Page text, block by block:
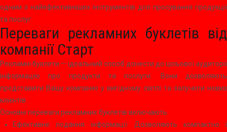
одним з найефективніших інструментів для просування продукції
та послуг.
Переваги рекламних буклетів від
компанії Старт
Рекламні буклети — ідеальний спосіб донести до цільової аудиторії
інформацію про продукти та послуги. Вони дозволяють
представити Вашу компанію у вигідному світлі та залучити нових
клієнтів.
Основні переваги рекламних буклетів включають:
Ефективне подання інформації: Дозволяють компактно і